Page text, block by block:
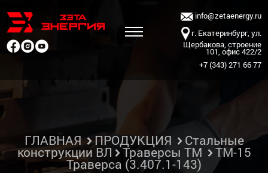
info@zetaenergy.ru
г. Екатеринбург, ул.
Щербакова, строение
101, офис 422/2
+7 (343) 271 66 77
ГЛАВНАЯ ПРОДУКЦИЯ Стальные
конструкции ВЛ Траверсы ТМ ТМ-15
Траверса (3.407.1-143)